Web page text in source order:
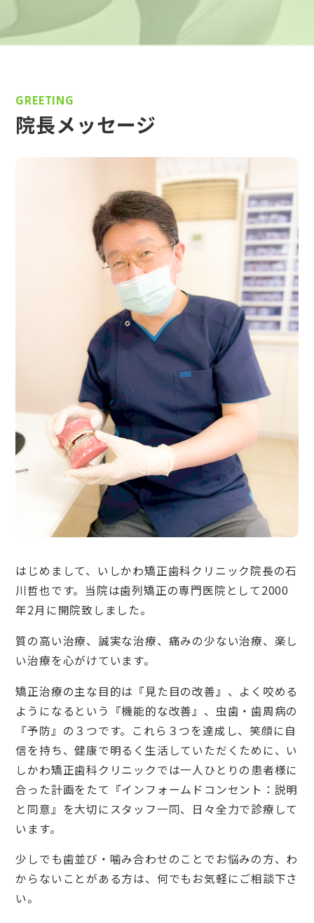
GREETING
院長メッセージ
はじめまして、いしかわ矯正歯科クリニック院長の石
川哲也です。当院は歯列矯正の専門医院として2000
年2月に開院致しました。
質の高い治療、誠実な治療、痛みの少ない治療、楽し
い治療を心がけています。
矯正治療の主な目的は『見た目の改善』、よく咬める
ようになるという『機能的な改善』、虫歯・歯周病の
『予防』の３つです。これら３つを達成し、笑顔に自
信を持ち、健康で明るく生活していただくために、い
しかわ矯正歯科クリニックでは一人ひとりの患者様に
合った計画をたて『インフォームドコンセント：説明
と同意』を大切にスタッフ一同、日々全力で診療して
います。
少しでも歯並び・噛み合わせのことでお悩みの方、わ
からないことがある方は、何でもお気軽にご相談下さ
い。